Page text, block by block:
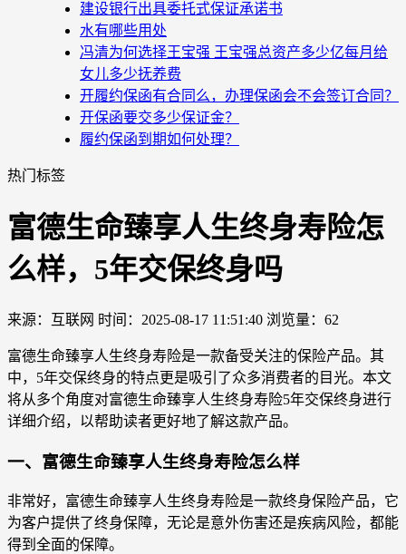
建设银行出具委托式保证承诺书
水有哪些用处
冯清为何选择王宝强 王宝强总资产多少亿每月给
女儿多少抚养费
开履约保函有合同么，办理保函会不会签订合同？
开保函要交多少保证金？
履约保函到期如何处理？
热门标签
富德生命臻享人生终身寿险怎
么样，5年交保终身吗
来源：互联网 时间：2025-08-17 11:51:40 浏览量：62
富德生命臻享人生终身寿险是一款备受关注的保险产品。其
中，5年交保终身的特点更是吸引了众多消费者的目光。本文
将从多个角度对富德生命臻享人生终身寿险5年交保终身进行
详细介绍，以帮助读者更好地了解这款产品。
一、富德生命臻享人生终身寿险怎么样
非常好，富德生命臻享人生终身寿险是一款终身保险产品，它
为客户提供了终身保障，无论是意外伤害还是疾病风险，都能
得到全面的保障。